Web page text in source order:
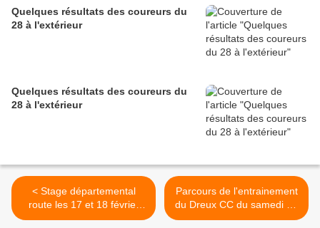
Quelques résultats des coureurs du
28 à l'extérieur
Quelques résultats des coureurs du
28 à l'extérieur
< Stage départemental
route les 17 et 18 février
2024 au CRJS de Chartres
Parcours de l'entrainement
du Dreux CC du samedi 30
décembre >